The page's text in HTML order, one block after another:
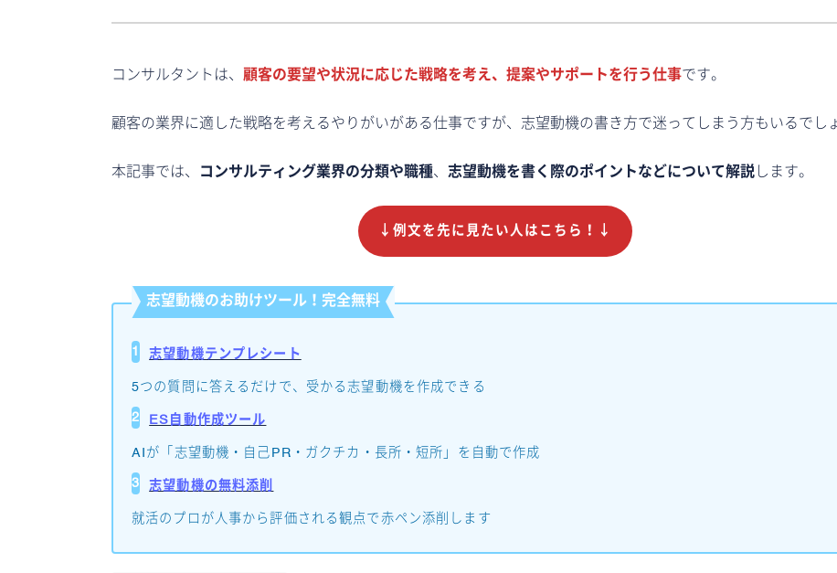
コンサルタントは、 顧客の要望や状況に応じた戦略を考え、提案やサポートを行う仕事です。
顧客の業界に適した戦略を考えるやりがいがある仕事ですが、志望動機の書き方で迷ってしまう方もいるでし
本記事では、 コンサルティング業界の分類や職種、 志望動機を書く際のポイントなどについて解説 します。
↓例文を先に見たい人はこちら！↓
志望動機のお助けツール！完全無料
1 志望動機テンプレシート
5つの質問に答えるだけで、受かる志望動機を作成できる
2 ES自動作成ツール
AIが「志望動機・自己PR・ガクチカ・長所・短所」を自動で作成
3 志望動機の無料添削
就活のプロが人事から評価される観点で赤ペン添削します